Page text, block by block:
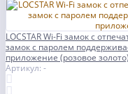
LOCSTAR Wi-Fi замок с
замок с паролем
приложение (розовое золото)
Артикул: -